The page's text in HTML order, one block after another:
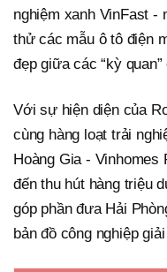
nghiệm xanh VinFast -
thử các mẫu ô tô điện
đẹp giữa các “kỳ
Với sự hiện diện của
cùng hàng loạt trải
Hoàng Gia -
đến thu hút hàng triệu
góp phần đưa Hải
bản đồ công nghiệp